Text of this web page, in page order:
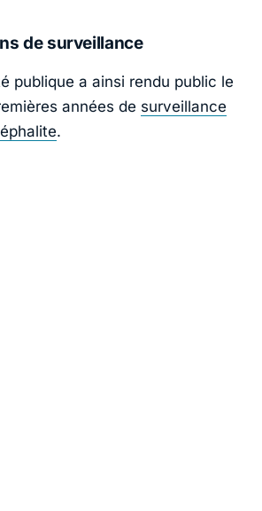
de surveillance
publique a ainsi rendu public le
années de surveillance
.